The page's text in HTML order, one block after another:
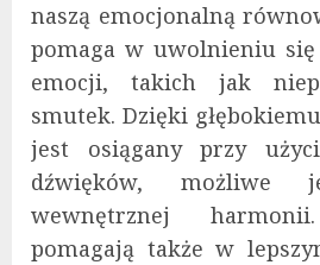
naszą emocjonalną
pomaga w uwolnieniu
emocji, takich jak
smutek. Dzięki
jest osiągany przy
dźwięków, możliwe
wewnętrznej
pomagają także w